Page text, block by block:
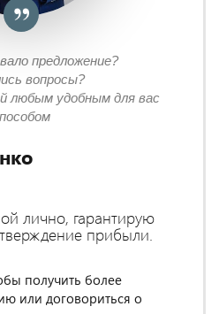
предложение?
вопросы?
любым удобным для вас
лично, гарантирую
прибыли.
получить более
или договориться о